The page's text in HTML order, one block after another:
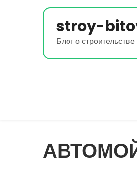
stroy-
Блог о